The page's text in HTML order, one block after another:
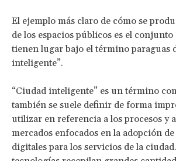
El ejemplo más claro de cómo se
de los espacios públicos es el conjunto
tienen lugar bajo el término paraguas
inteligente”.
“Ciudad inteligente” es un término
también se suele definir de forma
utilizar en referencia a los procesos y
mercados enfocados en la adopción
digitales para los servicios de la